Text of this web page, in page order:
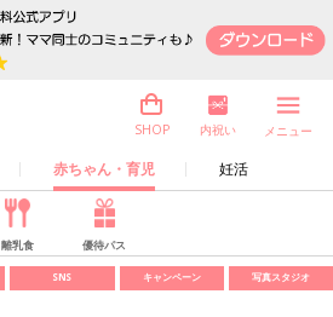
赤ちゃん・育児 妊活
SHOP 内祝い メニュー
離乳食 優待パス
SNS キャンペーン 写真スタジオ